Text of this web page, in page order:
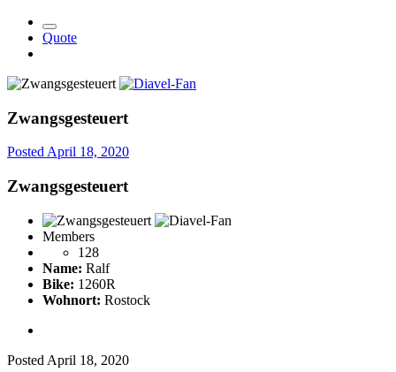
Quote
Zwangsgesteuert
PostedApril 18, 2020
Zwangsgesteuert
Members
128
Name: Ralf
Bike: 1260R
Wohnort: Rostock
Posted April 18, 2020